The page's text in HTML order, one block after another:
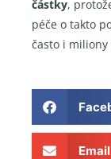
částky,
péče o takto
často i miliony
Email